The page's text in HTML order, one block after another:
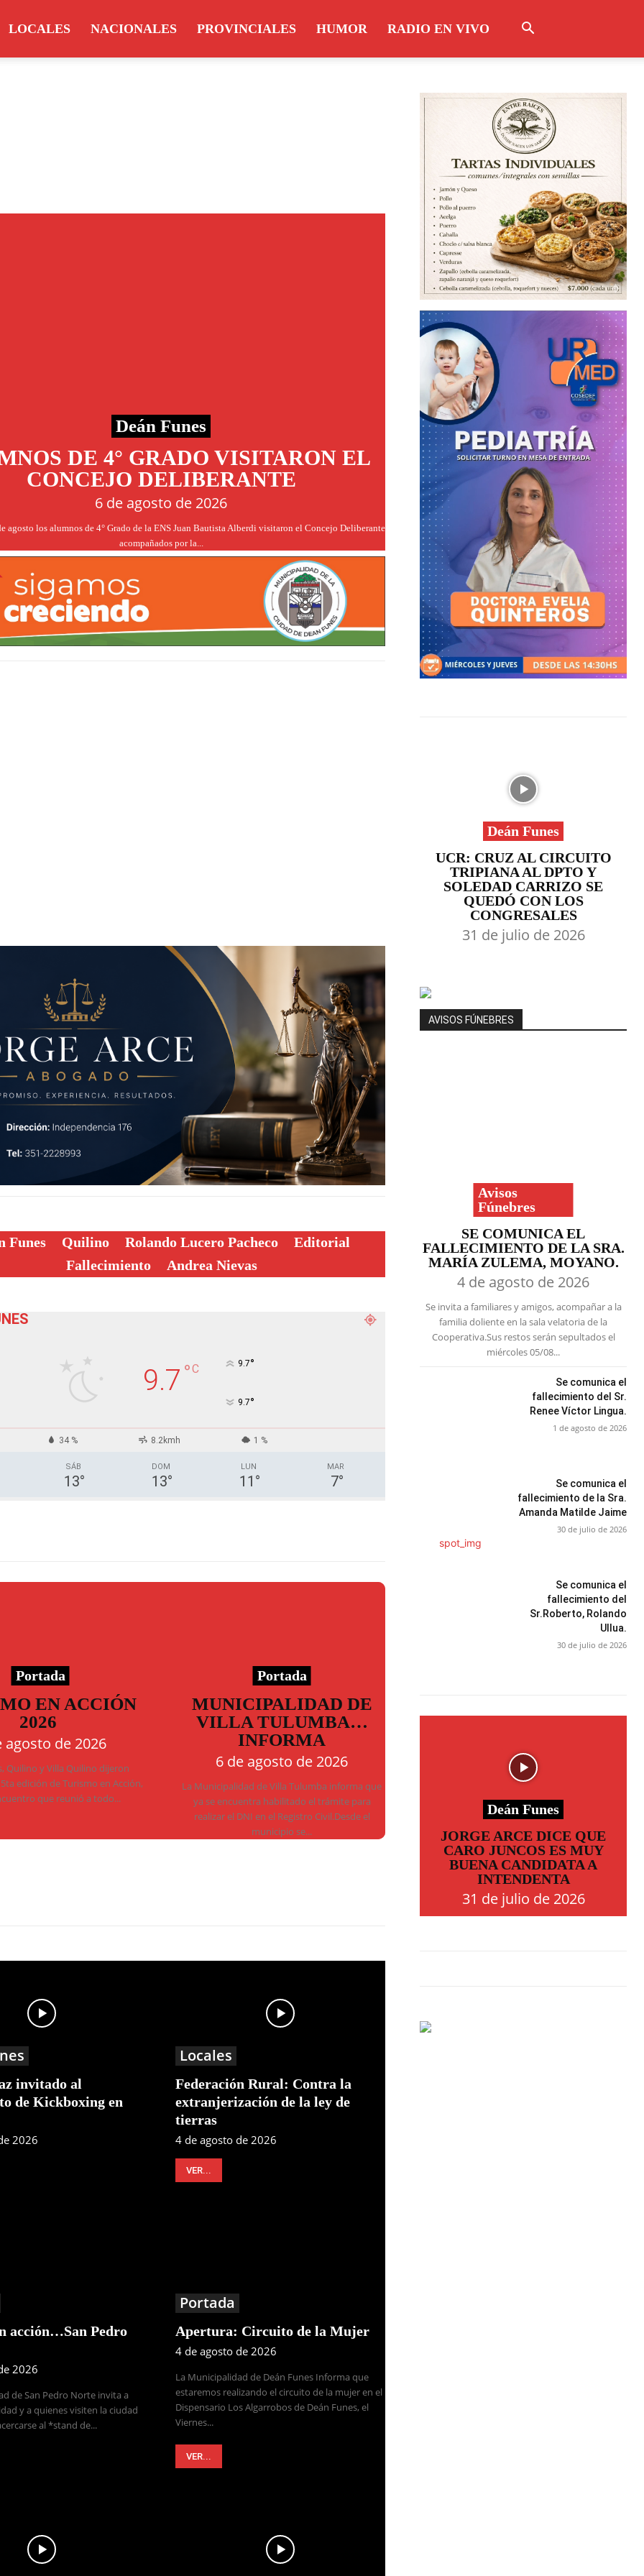
LOCALES NACIONALES PROVINCIALES HUMOR RADIO EN VIVO
Deán Funes
DE 4° GRADO VISITARON EL
CONCEJO DELIBERANTE
6 de agosto de 2026
agosto los alumnos de 4° Grado de la ENS Juan Bautista Alberdi visitaron el Concejo Deliberante
acompañados por la...
Funes Quilino Rolando Lucero Pacheco
Editorial
Fallecimiento
Andrea Nievas
9.7 °C 9.7°
9.7°
34 % 8.2kmh 1 %
SÁB
13°
DOM
13°
LUN
11 °
MAR
7°
Portada
EN ACCIÓN
2026
agosto de 2026
Quilino y Villa Quilino dijeron
edición de Turismo en Acción,
que reunió a todo...
Portada
MUNICIPALIDAD DE
VILLA TULUMBA…
INFORMA
6 de agosto de 2026
La Municipalidad de Villa Tulumba informa que
ya se encuentra habilitado el trámite para
realizar el DNI en el Registro Civil.Desde el
municipio se...
invitado al
de Kickboxing en
2026
Locales
Federación Rural: Contra la
extranjerización de la ley de
tierras
4 de agosto de 2026
VER...
acción…San Pedro
2026
de San Pedro Norte invita a
y a quienes visiten la ciudad
al *stand de...
Portada
Apertura: Circuito de la Mujer
4 de agosto de 2026
La Municipalidad de Deán Funes Informa que
estaremos realizando el circuito de la mujer en el
Dispensario Los Algarrobos de Deán Funes, el
Viernes...
VER...
Deán Funes
UCR: CRUZ AL CIRCUITO
TRIPIANA AL DPTO Y
SOLEDAD CARRIZO SE
QUEDÓ CON LOS
CONGRESALES
31 de julio de 2026
AVISOS FÚNEBRES
Avisos
Fúnebres
SE COMUNICA EL
FALLECIMIENTO DE LA SRA.
MARÍA ZULEMA, MOYANO.
4 de agosto de 2026
Se invita a familiares y amigos, acompañar a la
familia doliente en la sala velatoria de la
Cooperativa.Sus restos serán sepultados el
miércoles 05/08...
Se comunica el
fallecimiento del Sr.
Renee Víctor Lingua.
1 de agosto de 2026
Se comunica el
fallecimiento de la Sra.
Amanda Matilde Jaime
30 de julio de 2026
Se comunica el
fallecimiento del
Sr.Roberto, Rolando
Ullua.
30 de julio de 2026
Deán Funes
JORGE ARCE DICE QUE
CARO JUNCOS ES MUY
BUENA CANDIDATA A
INTENDENTA
31 de julio de 2026